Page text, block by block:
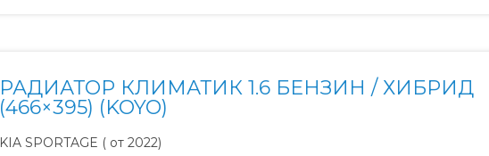
РАДИАТОР КЛИМАТИК 1.6 БЕНЗИН / ХИБРИД
(466×395) (KOYO)
KIA SPORTAGE ( от 2022)